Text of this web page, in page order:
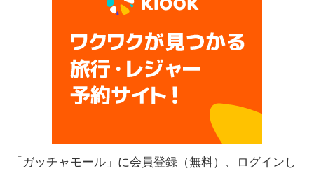
「ガッチャモール」に会員登録（無料）、ログインし